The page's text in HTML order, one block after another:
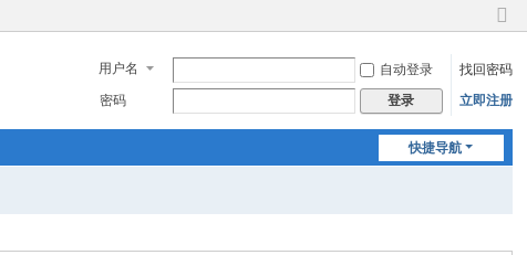
切
到
窄
用户名 自动登录
找回密码
密码
登录 立即注册
快捷导航